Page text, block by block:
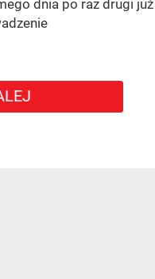
dnia po raz drugi już